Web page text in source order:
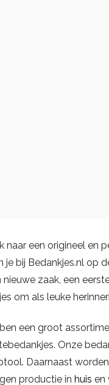
naar een origineel en
je bij Bedankjes.nl op
nieuwe zaak, een
om als leuke
een groot
Onze
Daarnaast
productie in huis en